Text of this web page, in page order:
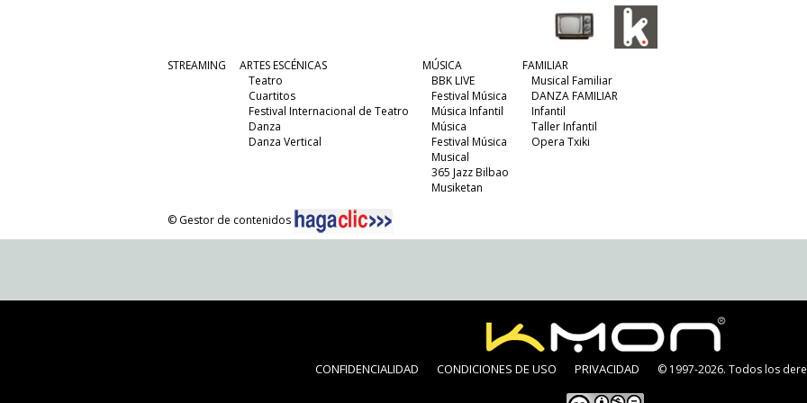
STREAMING
ARTES ESCÉNICAS
Teatro
Cuartitos
Festival Internacional de Teatro
Danza
Danza Vertical
MÚSICA
BBK LIVE
Festival Música
Música Infantil
Música
Festival Música
Musical
365 Jazz Bilbao
Musiketan
FAMILIAR
Musical Familiar
DANZA FAMILIAR
Infantil
Taller Infantil
Opera Txiki
© Gestor de contenidos
CONFIDENCIALIDAD CONDICIONES DE USO PRIVACIDAD © 1997-2026. Todos los